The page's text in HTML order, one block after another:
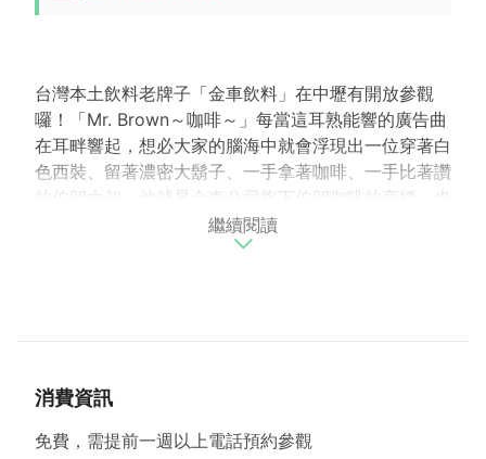
台灣本土飲料老牌子「金車飲料」在中壢有開放參觀
囉！「Mr. Brown～咖啡～」每當這耳熟能響的廣告曲
在耳畔響起，想必大家的腦海中就會浮現出一位穿著白
色西裝、留著濃密大鬍子、一手拿著咖啡、一手比著讚
的伯朗大叔，他就是金車公司旗下伯朗咖啡的商標，也
是台灣罐裝咖啡的代表品牌之一。
金車公司於1979年在桃園市中壢區設立工廠，並推出
1982年5月，第一批伯朗咖啡上市就創下極高的市佔
率，並持續研發推出不同風味的咖啡，讓消費者有更多
繼續閱讀
消費資訊
免費，需提前一週以上電話預約參觀